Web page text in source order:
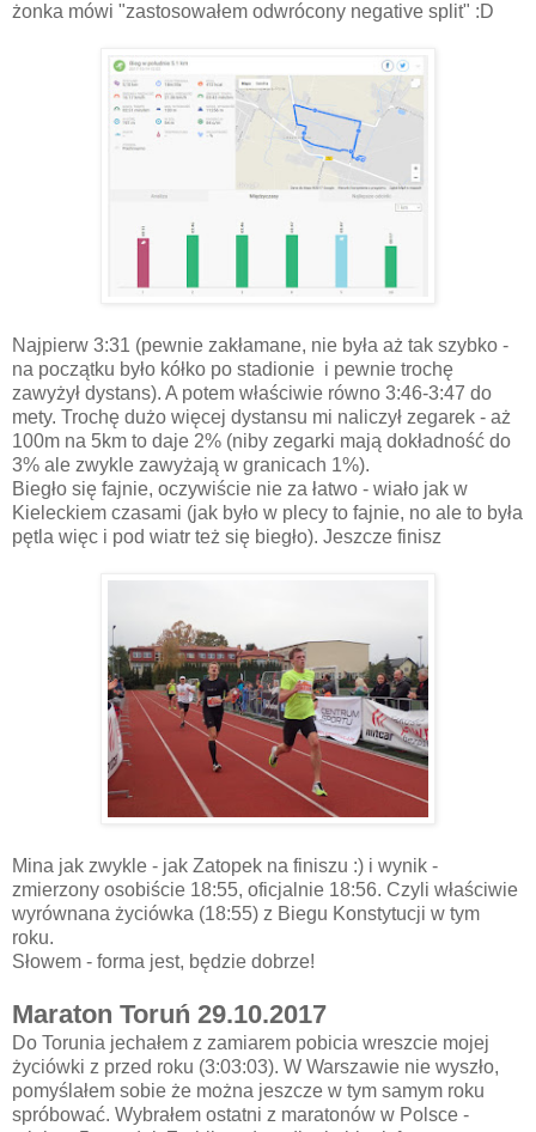
żonka mówi "zastosowałem odwrócony negative split" :D
Najpierw 3:31 (pewnie zakłamane, nie była aż tak szybko -
na początku było kółko po stadionie i pewnie trochę
zawyżył dystans). A potem właściwie równo 3:46-3:47 do
mety. Trochę dużo więcej dystansu mi naliczył zegarek - aż
100m na 5km to daje 2% (niby zegarki mają dokładność do
3% ale zwykle zawyżają w granicach 1%).
Biegło się fajnie, oczywiście nie za łatwo - wiało jak w
Kieleckiem czasami (jak było w plecy to fajnie, no ale to była
pętla więc i pod wiatr też się biegło). Jeszcze finisz
Mina jak zwykle - jak Zatopek na finiszu :) i wynik -
zmierzony osobiście 18:55, oficjalnie 18:56. Czyli właściwie
wyrównana życiówka (18:55) z Biegu Konstytucji w tym
roku.
Słowem - forma jest, będzie dobrze!
Maraton Toruń 29.10.2017
Do Torunia jechałem z zamiarem pobicia wreszcie mojej
życiówki z przed roku (3:03:03). W Warszawie nie wyszło,
pomyślałem sobie że można jeszcze w tym samym roku
spróbować. Wybrałem ostatni z maratonów w Polsce -